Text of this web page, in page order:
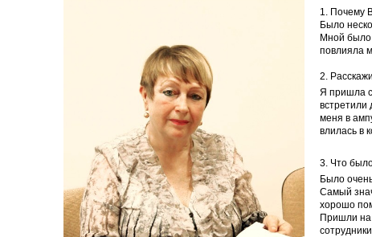
1. Почему
Было
Мной было
повлияла
2.
Я пришла
встретили
меня в
влилась в
3. Что
Было
Самый
хорошо
Пришли на